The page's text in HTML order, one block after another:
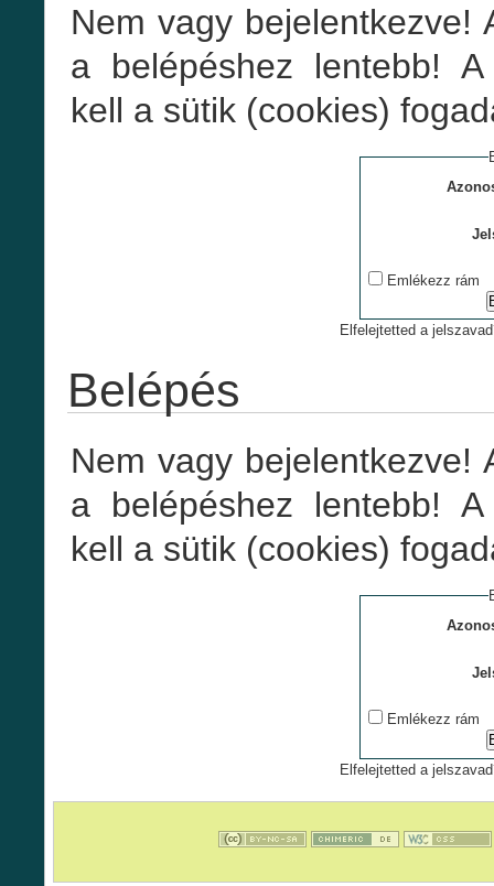
Nem vagy bejelentkezve!
a belépéshez lentebb! A
kell a sütik (cookies)
Emlékezz rám
Elfelejtetted a
Belépés
Nem vagy bejelentkezve!
a belépéshez lentebb! A
kell a sütik (cookies)
Emlékezz rám
Elfelejtetted a